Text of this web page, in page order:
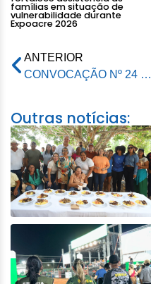
famílias em situação de
vulnerabilidade durante
Expoacre 2026
ANTERIOR
CONVOCAÇÃO Nº 24 – PROCESSO SELETIVO SIMPLIFICADO PARA CONTRATAÇÃO TEMPORÁRIA DE PROFESSORES E SERVIDORES ADMINISTRATIVOS – EDITAL Nº. 003/2021– SEME
Outras notícias: